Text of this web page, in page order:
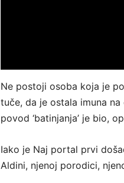
Ne postoji osoba koja je
tuče, da je ostala imuna
povod ‘batinjanja’ je bio,
Iako je Naj portal prvi
Aldini, njenoj porodici,